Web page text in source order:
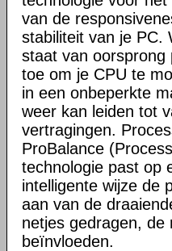
van de
stabiliteit van je PC.
staat van oorsprong
toe om je CPU te
in een onbeperkte
weer kan leiden tot
vertragingen.
ProBalance
technologie past op
intelligente wijze de
aan van de
netjes gedragen, de
beïnvloeden.